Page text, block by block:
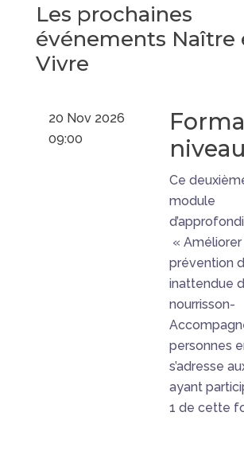
Les prochaines
événements Naître
Vivre
20 Nov 2026
09:00
Ce
module
« Améliorer
prévention
inattendue
nourrisson-
personnes
s’adresse
ayant
1 de cette